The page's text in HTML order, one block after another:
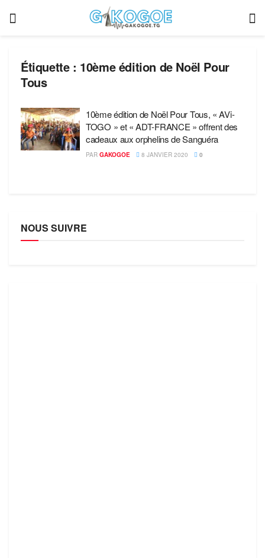
Étiquette : 10ème édition de Noël Pour
Tous
10ème édition de Noël Pour Tous, « AVi-
TOGO » et « ADT-FRANCE » offrent des
cadeaux aux orphelins de Sanguéra
PAR GAKOGOE 8 JANVIER 2020 0
NOUS SUIVRE